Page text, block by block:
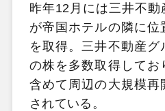
昨年12月には三井不動
が帝国ホテルの隣に
を取得。三井不動産
の株を多数取得してお
含めて周辺の大規模再
されている。